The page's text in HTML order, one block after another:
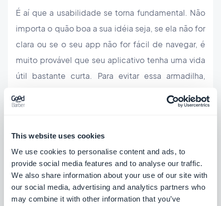
This website uses cookies
We use cookies to personalise content and ads, to
provide social media features and to analyse our traffic.
We also share information about your use of our site with
our social media, advertising and analytics partners who
may combine it with other information that you’ve
É aí que a usabilidade se torna fundamental. Não
importa o quão boa a sua idéia seja, se ela não for
clara ou se o seu app não for fácil de navegar, é
muito provável que seu aplicativo tenha uma vida
útil bastante curta. Para evitar essa armadilha,
app intuitivo. Seu aplicativo precisa ser auto-
dia-a-dia.
Torne seu app social
Millennials gravitam em torno de todas as